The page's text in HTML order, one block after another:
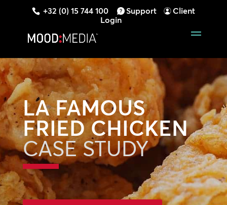
+32 (0) 15 744 100 Support
Client
Login
LA FAMOUS
FRIED CHICKEN
CASE STUDY